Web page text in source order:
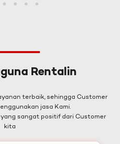
5 6
Rentalin
terbaik, sehingga Customer
jasa Kami.
sangat positif dari Customer
kita